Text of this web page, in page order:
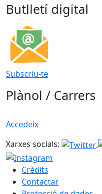
Butlletí digital
Subscriu-te
Plànol / Carrers
Accedeix
Xarxes socials:
Crèdits
Contactar